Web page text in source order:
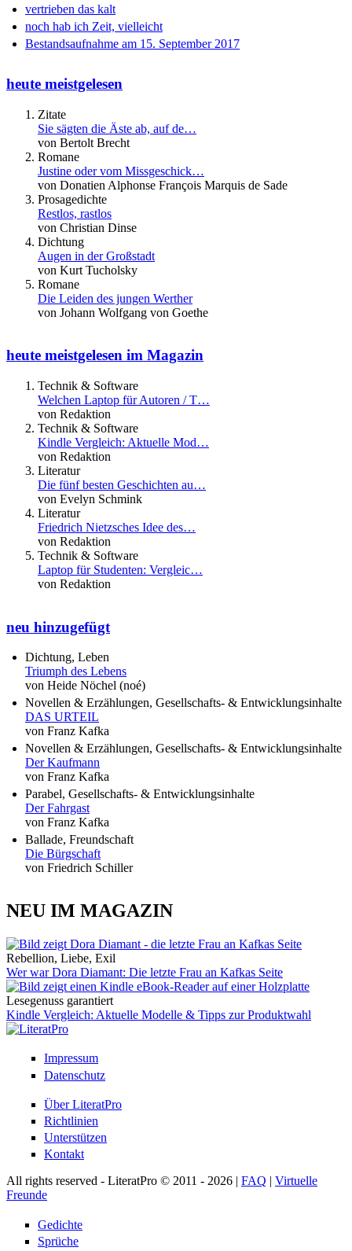
vertrieben das kalt
noch hab ich Zeit, vielleicht
Bestandsaufnahme am 15. September 2017
heute meistgelesen
Zitate
Sie sägten die Äste ab, auf de…
von Bertolt Brecht
Romane
Justine oder vom Missgeschick…
von Donatien Alphonse François Marquis de Sade
Prosagedichte
Restlos, rastlos
von Christian Dinse
Dichtung
Augen in der Großstadt
von Kurt Tucholsky
Romane
Die Leiden des jungen Werther
von Johann Wolfgang von Goethe
heute meistgelesen im Magazin
Technik & Software
Welchen Laptop für Autoren / T…
von Redaktion
Technik & Software
Kindle Vergleich: Aktuelle Mod…
von Redaktion
Literatur
Die fünf besten Geschichten au…
von Evelyn Schmink
Literatur
Friedrich Nietzsches Idee des…
von Redaktion
Technik & Software
Laptop für Studenten: Vergleic…
von Redaktion
neu hinzugefügt
Dichtung, Leben
Triumph des Lebens
von Heide Nöchel (noé)
Novellen & Erzählungen, Gesellschafts- & Entwicklungsinhalte
DAS URTEIL
von Franz Kafka
Novellen & Erzählungen, Gesellschafts- & Entwicklungsinhalte
Der Kaufmann
von Franz Kafka
Parabel, Gesellschafts- & Entwicklungsinhalte
Der Fahrgast
von Franz Kafka
Ballade, Freundschaft
Die Bürgschaft
von Friedrich Schiller
NEU IM MAGAZIN
Rebellion, Liebe, Exil
Wer war Dora Diamant: Die letzte Frau an Kafkas Seite
Lesegenuss garantiert
Kindle Vergleich: Aktuelle Modelle & Tipps zur Produktwahl
Impressum
Datenschutz
Über LiteratPro
Richtlinien
Unterstützen
Kontakt
All rights reserved - LiteratPro © 2011 - 2026 | FAQ | Virtuelle
Freunde
Gedichte
Sprüche